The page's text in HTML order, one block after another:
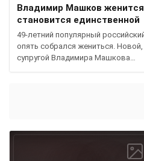
Владимир Машков
становится единственной
49-летний популярный
опять собрался жениться.
супругой Владимира Машкова…